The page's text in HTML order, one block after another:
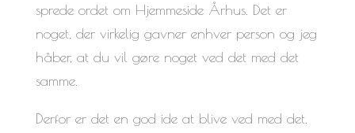
sprede ordet om Hjemmeside Århus. Det er
noget, der virkelig gavner enhver person og jeg
håber, at du vil gøre noget ved det med det
samme.
Derfor er det en god ide at blive ved med det.